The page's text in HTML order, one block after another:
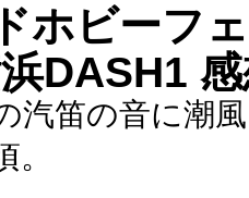
ホビーフ
DASH1
汽笛の音に潮